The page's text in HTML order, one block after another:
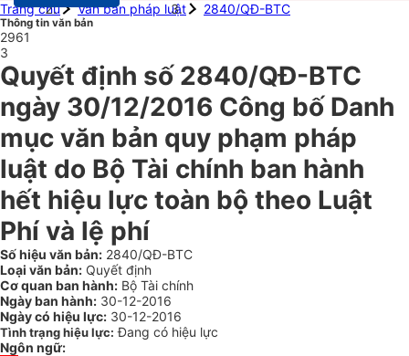
Trang chủ
Văn bản pháp luật 2840/QĐ-BTC
Thông tin văn bản
2961
3
Quyết định số 2840/QĐ-BTC
ngày 30/12/2016 Công bố Danh
mục văn bản quy phạm pháp
luật do Bộ Tài chính ban hành
hết hiệu lực toàn bộ theo Luật
Phí và lệ phí
Số hiệu văn bản: 2840/QĐ-BTC
Loại văn bản: Quyết định
Cơ quan ban hành: Bộ Tài chính
Ngày ban hành: 30-12-2016
Ngày có hiệu lực: 30-12-2016
Tình trạng hiệu lực: Đang có hiệu lực
Ngôn ngữ: